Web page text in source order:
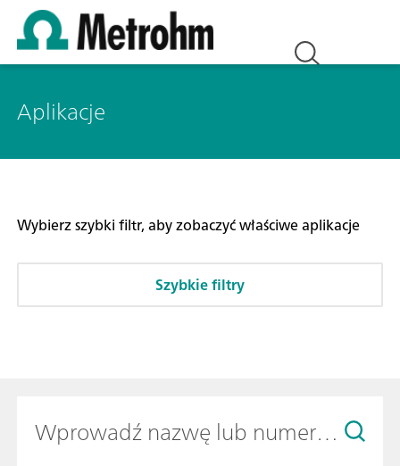
Aplikacje
Wybierz szybki filtr, aby zobaczyć właściwe aplikacje
Szybkie filtry